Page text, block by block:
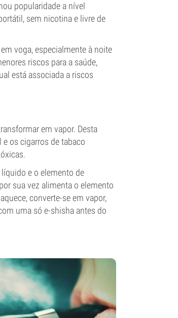
popularidade a nível
sem nicotina e livre de
voga, especialmente à noite
riscos para a saúde,
está associada a riscos
em vapor. Desta
os cigarros de tabaco
e o elemento de
sua vez alimenta o elemento
converte-se em vapor,
uma só e-shisha antes do